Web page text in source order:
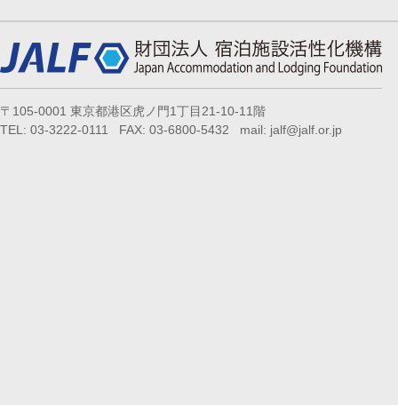
〒105-0001 東京都港区虎ノ門1丁目21-10-11階
TEL: 03-3222-0111 FAX: 03-6800-5432 mail: jalf@jalf.or.jp